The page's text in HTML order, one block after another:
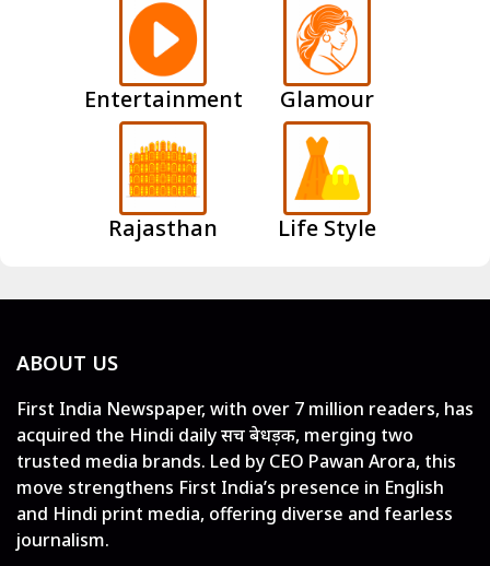
Entertainment Glamour
Rajasthan Life Style
ABOUT US
First India Newspaper, with over 7 million readers, has
acquired the Hindi daily सच बेधड़क, merging two
trusted media brands. Led by CEO Pawan Arora, this
move strengthens First India’s presence in English
and Hindi print media, offering diverse and fearless
journalism.